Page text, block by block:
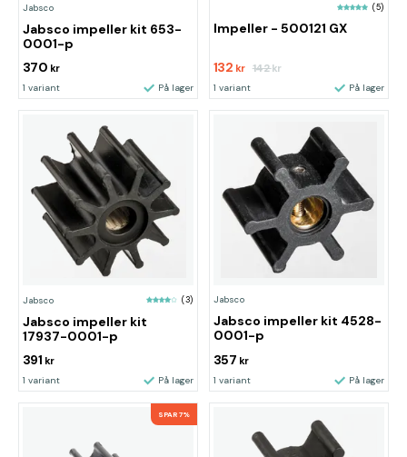
Jabsco
Jabsco impeller kit 653-
0001-p
370 kr
1 variant På lager
(5)
Impeller - 500121 GX
132 kr 142kr
1 variant På lager
Jabsco (3)
Jabsco impeller kit
17937-0001-p
391 kr
1 variant På lager
Jabsco
Jabsco impeller kit 4528-
0001-p
357 kr
1 variant På lager
SPAR 7%